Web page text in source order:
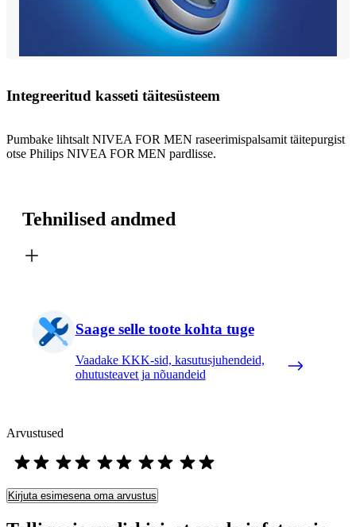
Integreeritud kasseti täitesüsteem
Pumbake lihtsalt NIVEA FOR MEN raseerimispalsamit täitepurgist
otse Philips NIVEA FOR MEN pardlisse.
Tehnilised andmed
Saage selle toote kohta tuge
Vaadake KKK-sid, kasutusjuhendeid,
ohutusteavet ja nõuandeid
Arvustused
Kirjuta esimesena oma arvustus